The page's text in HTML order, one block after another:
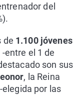
del
de 1.100 jóvenes
entre el 1 de
son sus
, la Reina
por las